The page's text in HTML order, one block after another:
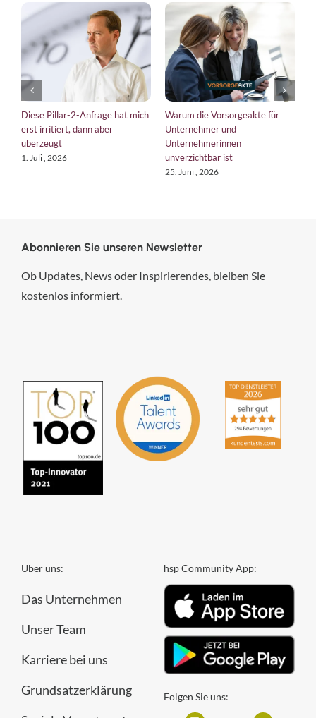
Diese Pillar-2-Anfrage hat mich
erst irritiert, dann aber
überzeugt
1. Juli , 2026
Warum die Vorsorgeakte für
Unternehmer und
Unternehmerinnen
unverzichtbar ist
25. Juni , 2026
Abonnieren Sie unseren Newsletter
Ob Updates, News oder Inspirierendes, bleiben Sie
kostenlos informiert.
Über uns:
Das Unternehmen
Unser Team
Karriere bei uns
Grundsatzerklärung
hsp Community App:
Folgen Sie uns: